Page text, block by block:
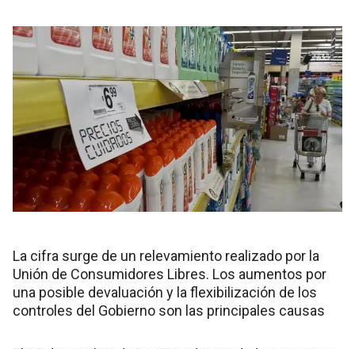
La cifra surge de un relevamiento realizado por la
Unión de Consumidores Libres. Los aumentos por
una posible devaluación y la flexibilización de los
controles del Gobierno son las principales causas